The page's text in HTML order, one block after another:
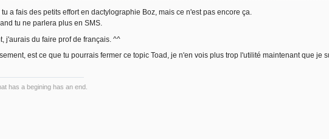
a fais des petits effort en dactylographie Boz, mais ce n'est pas encore ça.
tu ne parlera plus en SMS.
j'aurais du faire prof de français. ^^
est ce que tu pourrais fermer ce topic Toad, je n'en vois plus trop l'utilité maintenant que je
has a begining has an end.